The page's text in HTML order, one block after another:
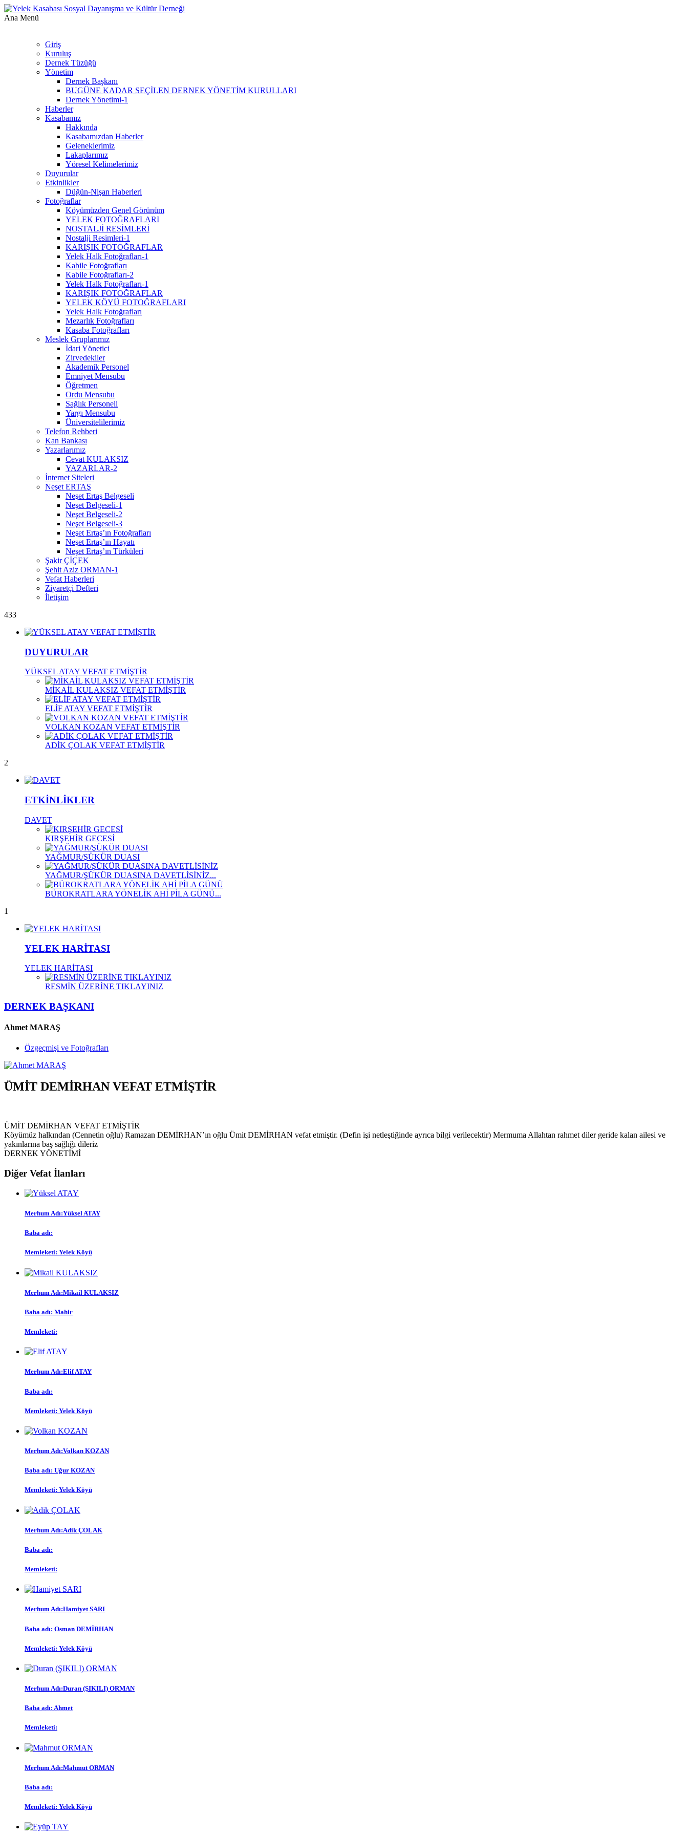
Ana Menü
Giriş
Kuruluş
Dernek Tüzüğü
Yönetim
Dernek Başkanı
BUGÜNE KADAR SEÇİLEN DERNEK YÖNETİM KURULLARI
Dernek Yönetimi-1
Haberler
Kasabamız
Hakkında
Kasabamızdan Haberler
Geleneklerimiz
Lakaplarımız
Yöresel Kelimelerimiz
Duyurular
Etkinlikler
Düğün-Nişan Haberleri
Fotoğraflar
Köyümüzden Genel Görünüm
YELEK FOTOĞRAFLARI
NOSTALJİ RESİMLERİ
Nostalji Resimleri-1
KARIŞIK FOTOĞRAFLAR
Yelek Halk Fotoğrafları-1
Kabile Fotoğrafları
Kabile Fotoğrafları-2
Yelek Halk Fotoğrafları-1
KARIŞIK FOTOĞRAFLAR
YELEK KÖYÜ FOTOĞRAFLARI
Yelek Halk Fotoğrafları
Mezarlık Fotoğrafları
Kasaba Fotoğrafları
Meslek Gruplarımız
İdari Yönetici
Zirvedekiler
Akademik Personel
Emniyet Mensubu
Öğretmen
Ordu Mensubu
Sağlık Personeli
Yargı Mensubu
Üniversitelilerimiz
Telefon Rehberi
Kan Bankası
Yazarlarımız
Cevat KULAKSIZ
YAZARLAR-2
İnternet Siteleri
Neşet ERTAŞ
Neşet Ertaş Belgeseli
Neşet Belgeseli-1
Neşet Belgeseli-2
Neşet Belgeseli-3
Neşet Ertaş’ın Fotoğrafları
Neşet Ertaş’ın Hayatı
Neşet Ertaş’ın Türküleri
Şakir ÇİÇEK
Şehit Aziz ORMAN-1
Vefat Haberleri
Ziyaretçi Defteri
İletişim
433
DUYURULAR
YÜKSEL ATAY VEFAT ETMİŞTİR
MİKAİL KULAKSIZ VEFAT ETMİŞTİR
ELİF ATAY VEFAT ETMİŞTİR
VOLKAN KOZAN VEFAT ETMİŞTİR
ADİK ÇOLAK VEFAT ETMİŞTİR
2
ETKİNLİKLER
DAVET
KIRŞEHİR GECESİ
YAĞMUR/ŞÜKÜR DUASI
YAĞMUR/ŞÜKÜR DUASINA DAVETLİSİNİZ...
BÜROKRATLARA YÖNELİK AHİ PİLA GÜNÜ...
1
YELEK HARİTASI
YELEK HARİTASI
RESMİN ÜZERİNE TIKLAYINIZ
DERNEK BAŞKANI
Ahmet MARAŞ
Özgeçmişi ve Fotoğrafları
ÜMİT DEMİRHAN VEFAT ETMİŞTİR
ÜMİT DEMİRHAN VEFAT ETMİŞTİR
Köyümüz halkından (Cennetin oğlu) Ramazan DEMİRHAN’ın oğlu Ümit DEMİRHAN vefat etmiştir. (Defin işi netleştiğinde ayrıca bilgi verilecektir) Mermuma Allahtan rahmet diler geride kalan ailesi ve
yakınlarına baş sağlığı dileriz
DERNEK YÖNETİMİ
Diğer Vefat İlanları
Merhum Adı:Yüksel ATAY
Baba adı:
Memleketi: Yelek Köyü
Merhum Adı:Mikail KULAKSIZ
Baba adı: Mahir
Memleketi:
Merhum Adı:Elif ATAY
Baba adı:
Memleketi: Yelek Köyü
Merhum Adı:Volkan KOZAN
Baba adı: Uğur KOZAN
Memleketi: Yelek Köyü
Merhum Adı:Adik ÇOLAK
Baba adı:
Memleketi:
Merhum Adı:Hamiyet SARI
Baba adı: Osman DEMİRHAN
Memleketi: Yelek Köyü
Merhum Adı:Duran (ŞIKILI) ORMAN
Baba adı: Ahmet
Memleketi:
Merhum Adı:Mahmut ORMAN
Baba adı:
Memleketi: Yelek Köyü